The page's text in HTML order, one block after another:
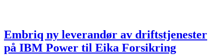
Embriq ny leverandør av driftstjenester
på IBM Power til Eika Forsikring